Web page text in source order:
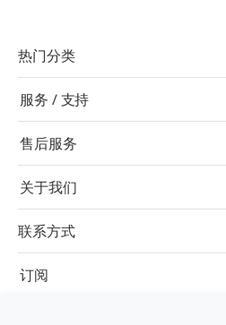
热门分类
服务 / 支持
售后服务
关于我们
联系方式
订阅